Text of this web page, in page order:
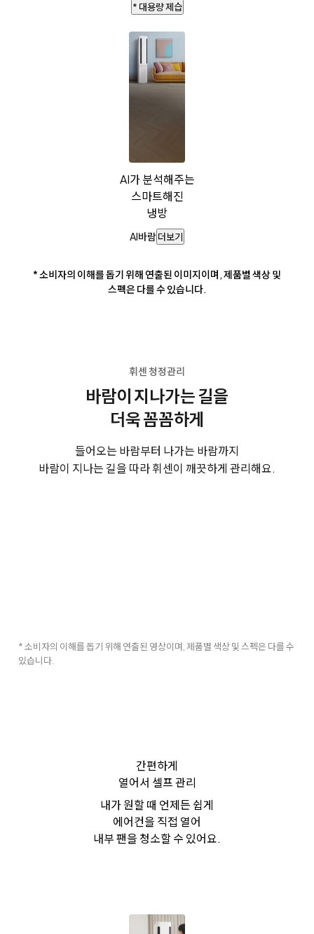
* 대용량 제습
AI가 분석해주는
스마트해진
냉방
AI바람더보기
* 소비자의 이해를 돕기 위해 연출된 이미지이며, 제품별 색상 및
스펙은 다를 수 있습니다.
휘센 청정관리
바람이 지나가는 길을
더욱 꼼꼼하게
들어오는 바람부터 나가는 바람까지
바람이 지나는 길을 따라 휘센이 깨끗하게 관리해요.
* 소비자의 이해를 돕기 위해 연출된 영상이며, 제품별 색상 및 스펙은 다를 수
있습니다.
간편하게
열어서 셀프 관리
내가 원할 때 언제든 쉽게
에어컨을 직접 열어
내부 팬을 청소할 수 있어요.